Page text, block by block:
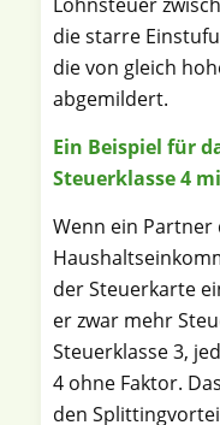
die starre
die von gleich
abgemildert.
Ein Beispiel für
Steuerklasse 4
Wenn ein Partner
der Steuerkarte
er zwar mehr
Steuerklasse 3,
4 ohne Faktor.
den